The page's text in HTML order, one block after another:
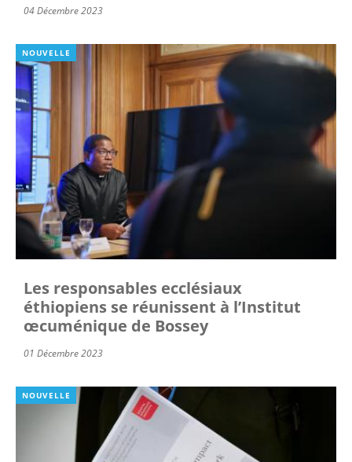
04 Décembre 2023
NOUVELLE
Les responsables ecclésiaux
éthiopiens se réunissent à l’Institut
œcuménique de Bossey
01 Décembre 2023
NOUVELLE